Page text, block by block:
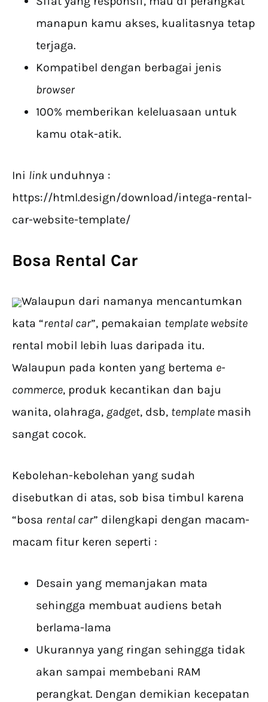
manapun kamu akses, kualitasnya tetap
terjaga.
Kompatibel dengan berbagai jenis
browser
100% memberikan keleluasaan untuk
kamu otak-atik.
Ini link unduhnya :
https://html.design/download/intega-rental-
car-website-template/
Bosa Rental Car
Walaupun dari namanya mencantumkan
kata “rental car”, pemakaian template website
rental mobil lebih luas daripada itu.
Walaupun pada konten yang bertema e-
commerce, produk kecantikan dan baju
wanita, olahraga, gadget, dsb, template masih
sangat cocok.
Kebolehan-kebolehan yang sudah
disebutkan di atas, sob bisa timbul karena
“bosa rental car” dilengkapi dengan macam-
macam fitur keren seperti :
Desain yang memanjakan mata
sehingga membuat audiens betah
berlama-lama
Ukurannya yang ringan sehingga tidak
akan sampai membebani RAM
perangkat. Dengan demikian kecepatan